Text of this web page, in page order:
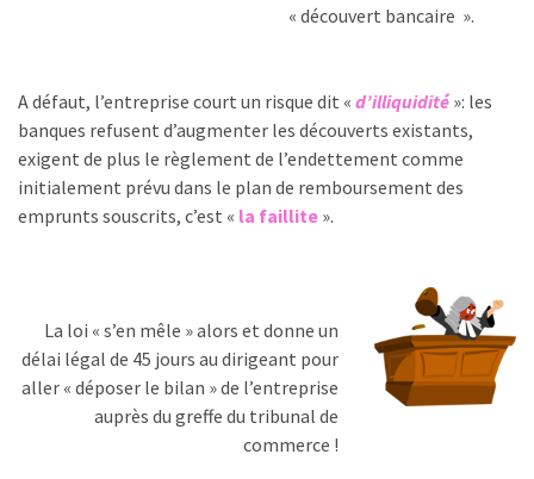
« découvert bancaire ».
A défaut, l’entreprise court un risque dit « d’illiquidité »: les
banques refusent d’augmenter les découverts existants,
exigent de plus le règlement de l’endettement comme
initialement prévu dans le plan de remboursement des
emprunts souscrits, c’est « la faillite ».
La loi « s’en mêle » alors et donne un
délai légal de 45 jours au dirigeant pour
aller « déposer le bilan » de l’entreprise
auprès du greffe du tribunal de
commerce !